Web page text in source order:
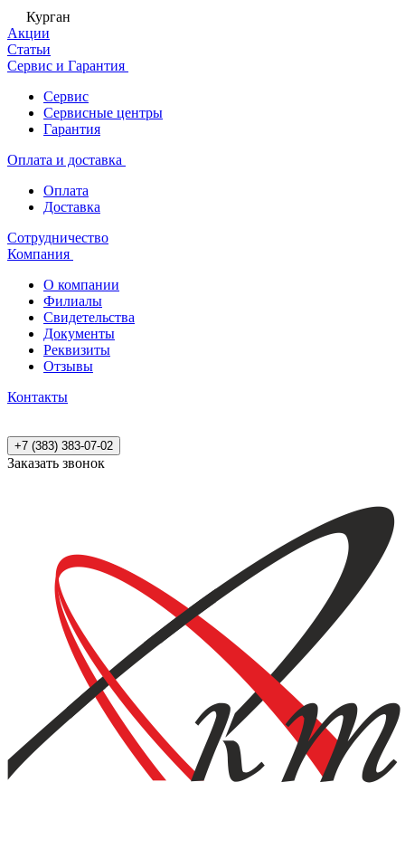
Курган
Акции
Статьи
Сервис и Гарантия
Сервис
Сервисные центры
Гарантия
Оплата и доставка
Оплата
Доставка
Сотрудничество
Компания
О компании
Филиалы
Свидетельства
Документы
Реквизиты
Отзывы
Контакты
+7 (383) 383-07-02
Заказать звонок